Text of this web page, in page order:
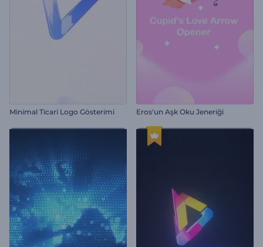
Minimal Ticari Logo Gösterimi Eros'un Aşk Oku Jeneriği